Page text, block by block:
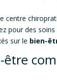
centre
pour des soins
sur le bien-